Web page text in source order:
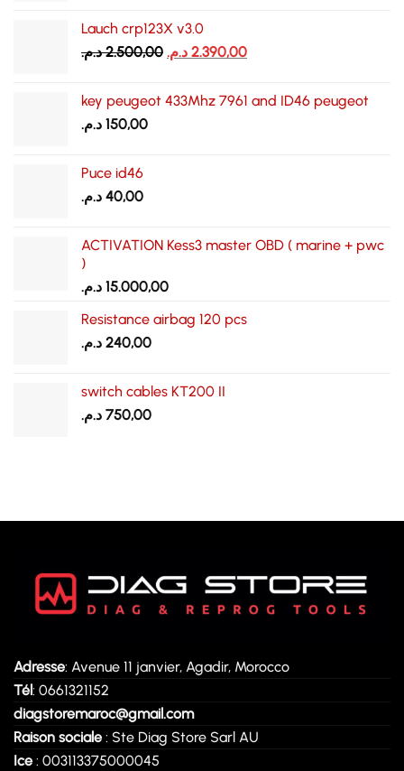
Lauch crp123X v3.0
2.500,00 د.م.
Le
était :
2.390,00 د.م.
Le
est :
key peugeot 433Mhz 7961 and ID46 peugeot
150,00 د.م.
Puce id46
40,00 د.م.
ACTIVATION Kess3 master OBD ( marine + pwc
)
15.000,00 د.م.
Resistance airbag 120 pcs
240,00 د.م.
switch cables KT200 II
750,00 د.م.
Adresse: Avenue 11 janvier, Agadir, Morocco
Tél: 0661321152
diagstoremaroc@gmail.com
Raison sociale : Ste Diag Store Sarl AU
Ice : 003113375000045